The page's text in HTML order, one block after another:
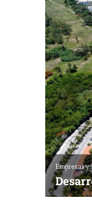
Empresas